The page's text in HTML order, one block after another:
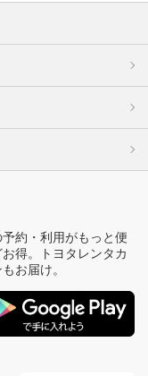
約・利用がもっと便
得。トヨタレンタカ
お届け。